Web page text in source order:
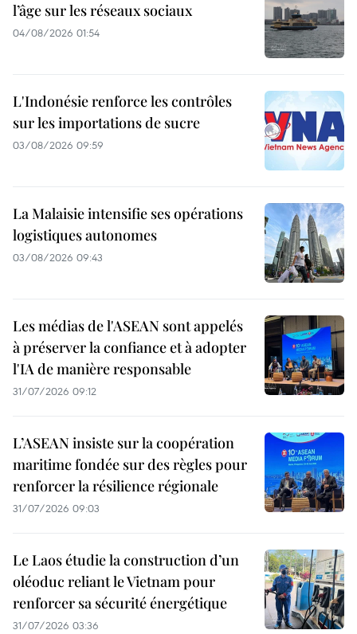
l’âge sur les réseaux sociaux
04/08/2026 01:54
L'Indonésie renforce les contrôles
sur les importations de sucre
03/08/2026 09:59
La Malaisie intensifie ses opérations
logistiques autonomes
03/08/2026 09:43
Les médias de l'ASEAN sont appelés
à préserver la confiance et à adopter
l'IA de manière responsable
31/07/2026 09:12
L’ASEAN insiste sur la coopération
maritime fondée sur des règles pour
renforcer la résilience régionale
31/07/2026 09:03
Le Laos étudie la construction d’un
oléoduc reliant le Vietnam pour
renforcer sa sécurité énergétique
31/07/2026 03:36